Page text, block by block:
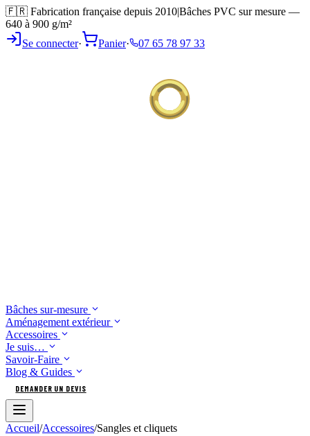
🇫🇷 Fabrication française depuis 2010|Bâches PVC sur mesure —
640 à 900 g/m²
Se connecter· Panier· 07 65 78 97 33
Bâches sur-mesure
Aménagement extérieur
Accessoires
Je suis…
Savoir-Faire
Blog & Guides
DEMANDER UN DEVIS
Accueil/Accessoires/Sangles et cliquets